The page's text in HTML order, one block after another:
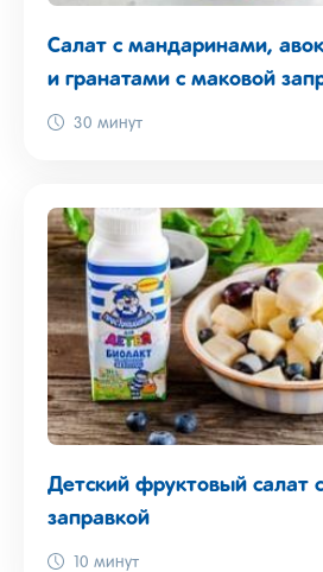
Салат с мандаринами,
и гранатами с маковой
30 минут
Детский фруктовый салат
заправкой
10 минут